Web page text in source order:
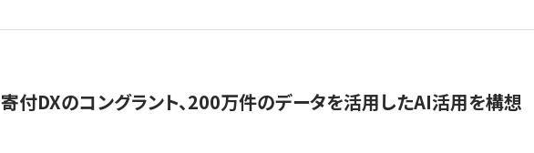
寄付DXのコングラント、200万件のデータを活用したAI活用を構想